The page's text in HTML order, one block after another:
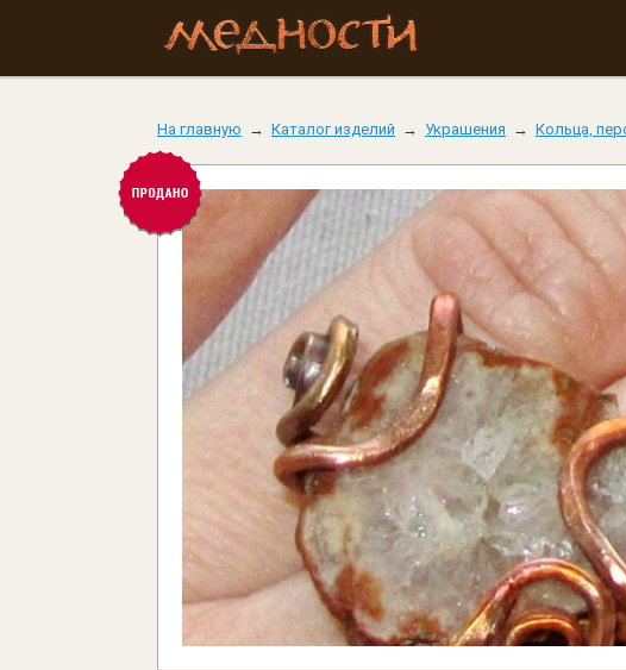
На главную → Каталог изделий → Украшения → Кольца,